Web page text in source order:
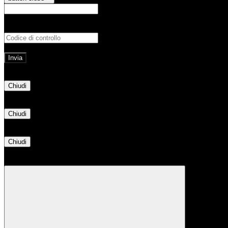
Chiudi
Chiudi
Chiudi